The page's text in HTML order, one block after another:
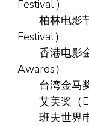
Festival )
柏林电影节
Festival）
香港电影金
Awards）
台湾金马奖
艾美奖（
班夫世界电